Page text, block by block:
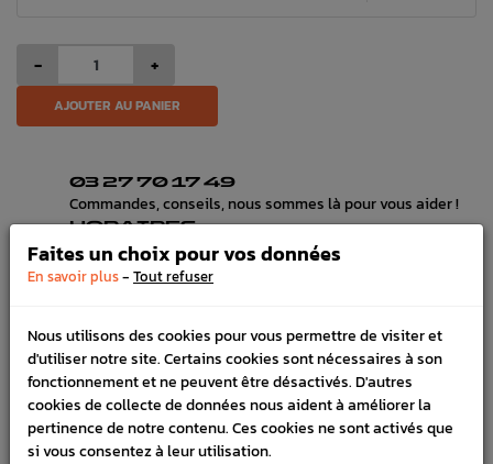
- +
AJOUTER AU PANIER
03 27 70 17 49
Commandes, conseils, nous sommes là pour vous aider !
HORAIRES
Lundi au vendredi de 8h à 12h et de 13h30 à 17h
LIVRAISON EXPRESS
Commande avant 12h, livraison 24h à 48h avec DPD
100% sécurisé, payez en 3x, 4x ou 10x avec frais votre
commande
DÉTAILS DU PRODUIT
Faites un choix pour vos données
En savoir plus- Tout refuser
Nous utilisons des cookies pour vous permettre de visiter et
d'utiliser notre site. Certains cookies sont nécessaires à son
fonctionnement et ne peuvent être désactivés. D'autres
cookies de collecte de données nous aident à améliorer la
pertinence de notre contenu. Ces cookies ne sont activés que
si vous consentez à leur utilisation.